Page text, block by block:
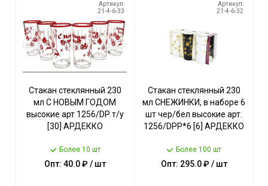
Артикул:
21-4-6-33
Стакан стеклянный 230
мл С НОВЫМ ГОДОМ
высокие арт 1256/DР т/у
[30] АРДЕККО
Более 10 шт
Опт: 40.0 ₽ / шт
Артикул:
21-4-6-32
Стакан стеклянный 230
мл СНЕЖИНКИ, в наборе 6
шт чер/бел высокие арт.
1256/DPP*6 [6] АРДЕККО
Более 100 шт
Опт: 295.0 ₽ / шт